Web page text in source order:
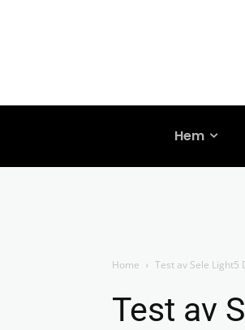
Hem
Home Test av Sele Light5
Test av